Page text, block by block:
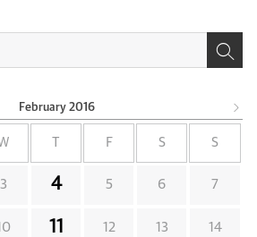
February 2016
F S S
3 4 5 6 7
11 12 13 14